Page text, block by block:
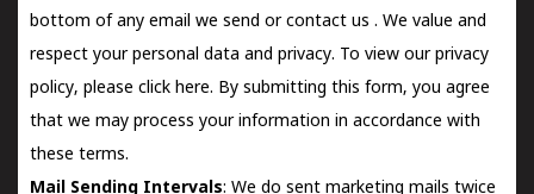
bottom of any email we send orcontact us . We value and
respect your personal data and privacy. To view our privacy
policy, please click here. By submitting this form, you agree
that we may process your information in accordance with
these terms.
Mail Sending Intervals: We do sent marketing mails twice